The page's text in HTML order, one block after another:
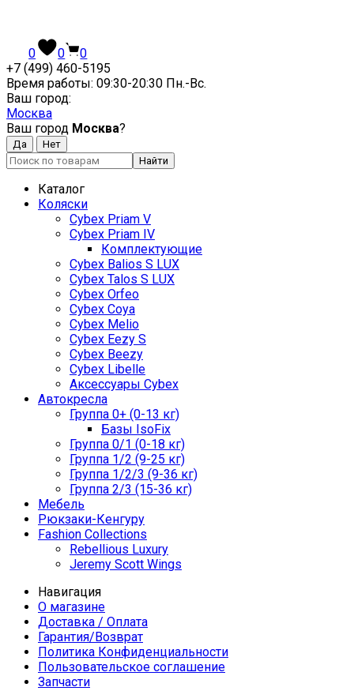
0 0
0
+7 (499) 460-5195
Время работы: 09:30-20:30 Пн.-Вc.
Ваш город:
Москва
Ваш город Москва?
Найти
Каталог
Коляски
Cybex Priam V
Cybex Priam IV
Комплектующие
Cybex Balios S LUX
Cybex Talos S LUX
Cybex Orfeo
Cybex Coya
Cybex Melio
Cybex Eezy S
Cybex Beezy
Cybex Libelle
Аксессуары Cybex
Автокресла
Группа 0+ (0-13 кг)
Базы IsoFix
Группа 0/1 (0-18 кг)
Группа 1/2 (9-25 кг)
Группа 1/2/3 (9-36 кг)
Группа 2/3 (15-36 кг)
Мебель
Рюкзаки-Кенгуру
Fashion Collections
Rebellious Luxury
Jeremy Scott Wings
Навигация
О магазине
Доставка / Оплата
Гарантия/Возврат
Политика Конфиденциальности
Пользовательское соглашение
Запчасти